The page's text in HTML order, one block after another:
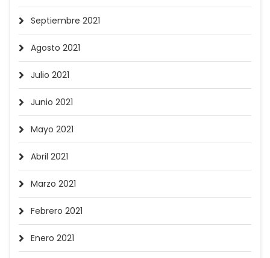
Septiembre 2021
Agosto 2021
Julio 2021
Junio 2021
Mayo 2021
Abril 2021
Marzo 2021
Febrero 2021
Enero 2021